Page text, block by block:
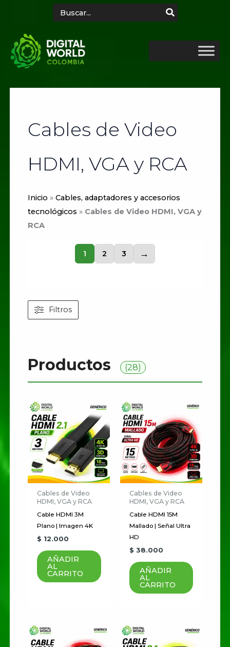
contenido
for:
Cables de Video
HDMI, VGA y RCA
Inicio »Cables, adaptadores y accesorios
tecnológicos » Cables de Video HDMI, VGA y
RCA
1 2 3 →
Filtros
Productos (28)
Cables de Video
HDMI, VGA y RCA
Cable HDMI 3M
Plano | Imagen 4K
$ 12.000
AÑADIR
AL
CARRITO
Cables de Video
HDMI, VGA y RCA
Cable HDMI 15M
Mallado | Señal Ultra
HD
$ 38.000
AÑADIR
AL
CARRITO